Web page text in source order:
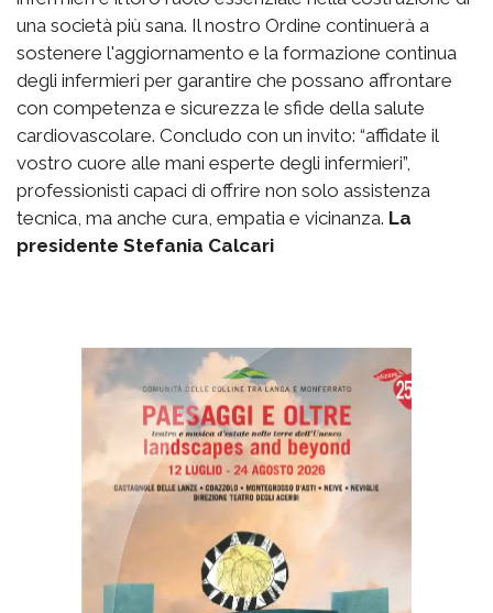
una società più sana. Il nostro Ordine continuerà a
sostenere l'aggiornamento e la formazione continua
degli infermieri per garantire che possano affrontare
con competenza e sicurezza le sfide della salute
cardiovascolare. Concludo con un invito: “affidate il
vostro cuore alle mani esperte degli infermieri”,
professionisti capaci di offrire non solo assistenza
tecnica, ma anche cura, empatia e vicinanza. La
presidente Stefania Calcari